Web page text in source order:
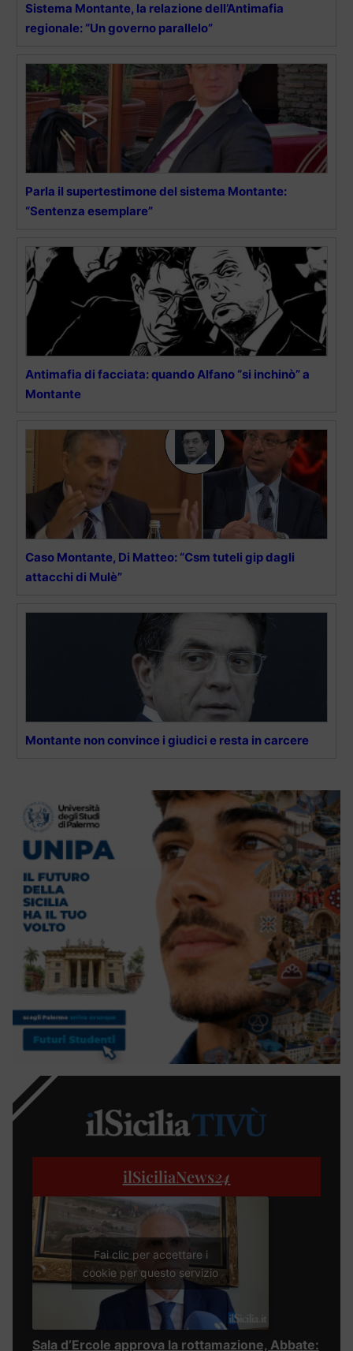
Sistema Montante, la relazione dell’Antimafia
regionale: “Un governo parallelo”
Parla il supertestimone del sistema Montante:
“Sentenza esemplare”
Antimafia di facciata: quando Alfano “si inchinò” a
Montante
Caso Montante, Di Matteo: “Csm tuteli gip dagli
attacchi di Mulè”
Montante non convince i giudici e resta in carcere
ilSiciliaNews24
Fai clic per accettare i
cookie per questo servizio
Sala d’Ercole approva la rottamazione, Abbate: